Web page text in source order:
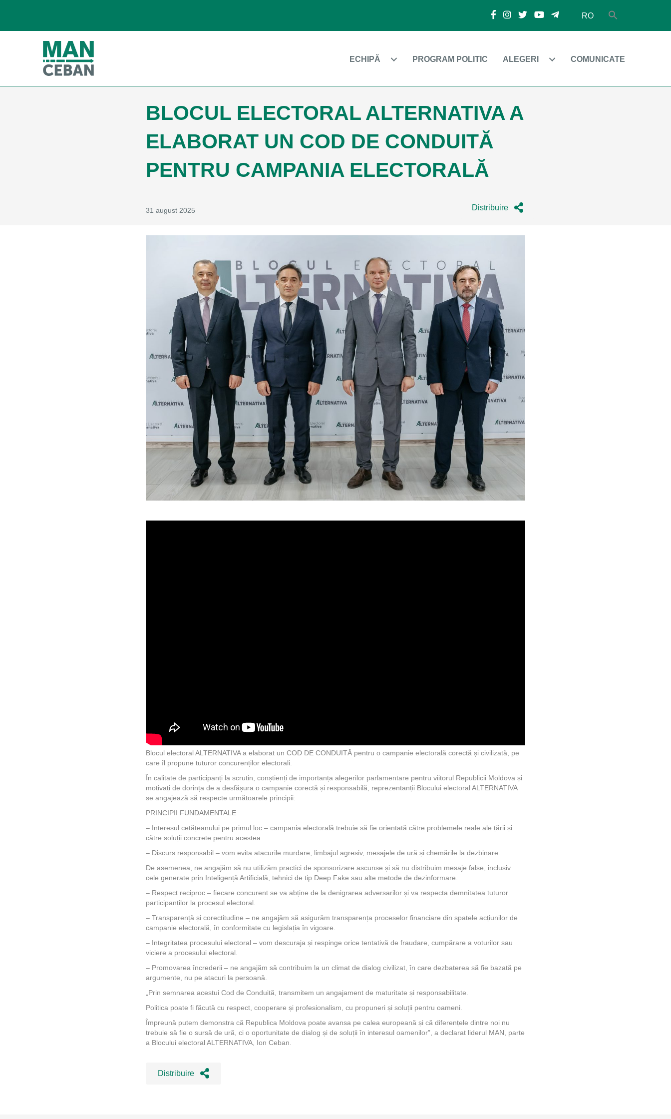
RO
ECHIPĂ PROGRAM POLITIC ALEGERI COMUNICATE
BLOCUL ELECTORAL ALTERNATIVA A
ELABORAT UN COD DE CONDUITĂ
PENTRU CAMPANIA ELECTORALĂ
31 august 2025 Distribuire
Blocul electoral ALTERNATIVA a elaborat un COD DE CONDUITĂ pentru o campanie electorală corectă și civilizată, pe
care îl propune tuturor concurenților electorali.
În calitate de participanți la scrutin, conștienți de importanța alegerilor parlamentare pentru viitorul Republicii Moldova și
motivați de dorința de a desfășura o campanie corectă și responsabilă, reprezentanții Blocului electoral ALTERNATIVA
se angajează să respecte următoarele principii:
PRINCIPII FUNDAMENTALE
– Interesul cetățeanului pe primul loc – campania electorală trebuie să fie orientată către problemele reale ale țării și
către soluții concrete pentru acestea.
– Discurs responsabil – vom evita atacurile murdare, limbajul agresiv, mesajele de ură și chemările la dezbinare.
De asemenea, ne angajăm să nu utilizăm practici de sponsorizare ascunse și să nu distribuim mesaje false, inclusiv
cele generate prin Inteligență Artificială, tehnici de tip Deep Fake sau alte metode de dezinformare.
– Respect reciproc – fiecare concurent se va abține de la denigrarea adversarilor și va respecta demnitatea tuturor
participanților la procesul electoral.
– Transparență și corectitudine – ne angajăm să asigurăm transparența proceselor financiare din spatele acțiunilor de
campanie electorală, în conformitate cu legislația în vigoare.
– Integritatea procesului electoral – vom descuraja și respinge orice tentativă de fraudare, cumpărare a voturilor sau
viciere a procesului electoral.
– Promovarea încrederii – ne angajăm să contribuim la un climat de dialog civilizat, în care dezbaterea să fie bazată pe
argumente, nu pe atacuri la persoană.
„Prin semnarea acestui Cod de Conduită, transmitem un angajament de maturitate și responsabilitate.
Politica poate fi făcută cu respect, cooperare și profesionalism, cu propuneri și soluții pentru oameni.
Împreună putem demonstra că Republica Moldova poate avansa pe calea europeană și că diferențele dintre noi nu
trebuie să fie o sursă de ură, ci o oportunitate de dialog și de soluții în interesul oamenilor”, a declarat liderul MAN, parte
a Blocului electoral ALTERNATIVA, Ion Ceban.
Distribuire